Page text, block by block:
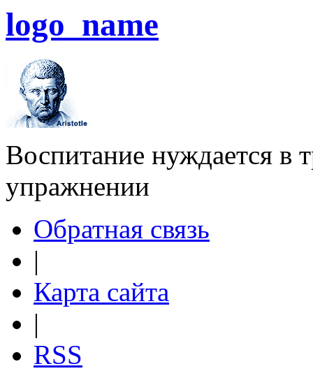
logo_name
Воспитание нуждается в
упражнении
Обратная связь
|
Карта сайта
|
RSS